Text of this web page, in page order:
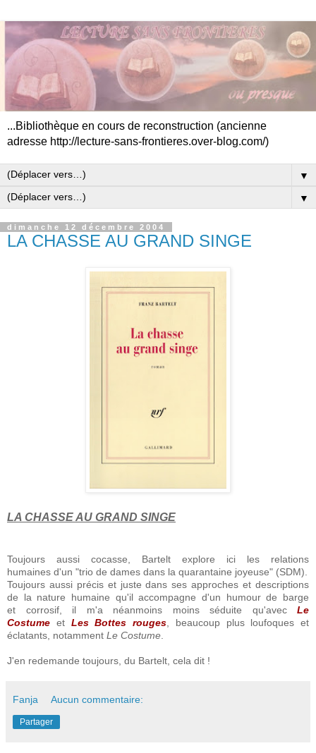
...Bibliothèque en cours de reconstruction (ancienne
adresse http://lecture-sans-frontieres.over-blog.com/)
▼
▼
dimanche 12 décembre 2004
LA CHASSE AU GRAND SINGE
LA CHASSE AU GRAND SINGE
Toujours aussi cocasse, Bartelt explore ici les relations
humaines d'un "trio de dames dans la quarantaine joyeuse" (SDM).
Toujours aussi précis et juste dans ses approches et descriptions
de la nature humaine qu'il accompagne d'un humour de barge
et corrosif, il m'a néanmoins moins séduite qu'avec Le
Costume et Les Bottes rouges, beaucoup plus loufoques et
éclatants, notamment Le Costume.
J'en redemande toujours, du Bartelt, cela dit !
Fanja Aucun commentaire:
Partager